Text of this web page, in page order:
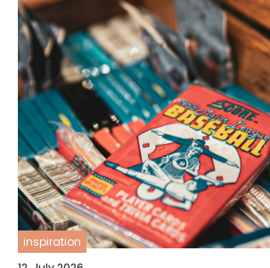
inspiration